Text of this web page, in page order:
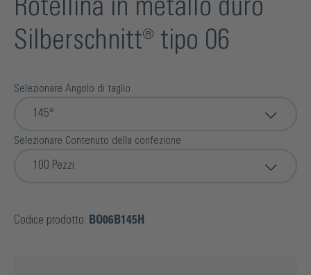
Rotellina in metallo duro
Silberschnitt® tipo 06
Selezionare Angolo di taglio
145°
Selezionare Contenuto della confezione
100 Pezzi
Codice prodotto: BO06B145H